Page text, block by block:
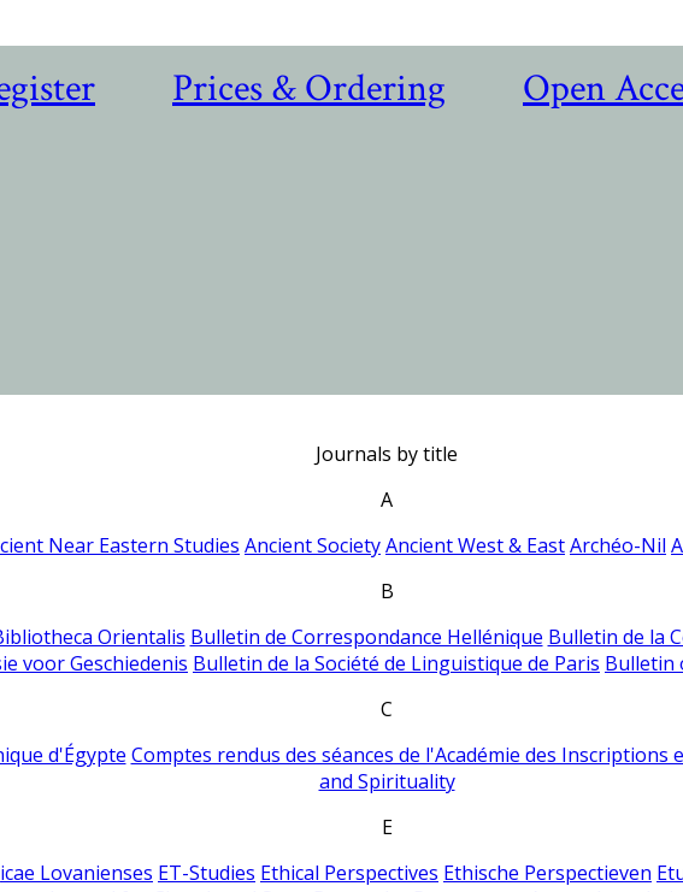
Prices & Ordering Open
Journals by title
A
Near Eastern Studies Ancient SocietyAncient West & EastArchéo-Nil
B
Orientalis Bulletin de Correspondance Hellénique Bulletin de la
voor Geschiedenis Bulletin de la Société de Linguistique de Paris Bulletin
C
d'Égypte Comptes rendus des séances de l'Académie des Inscriptions
and Spirituality
E
Lovanienses ET-Studies Ethical Perspectives Ethische Perspectieven